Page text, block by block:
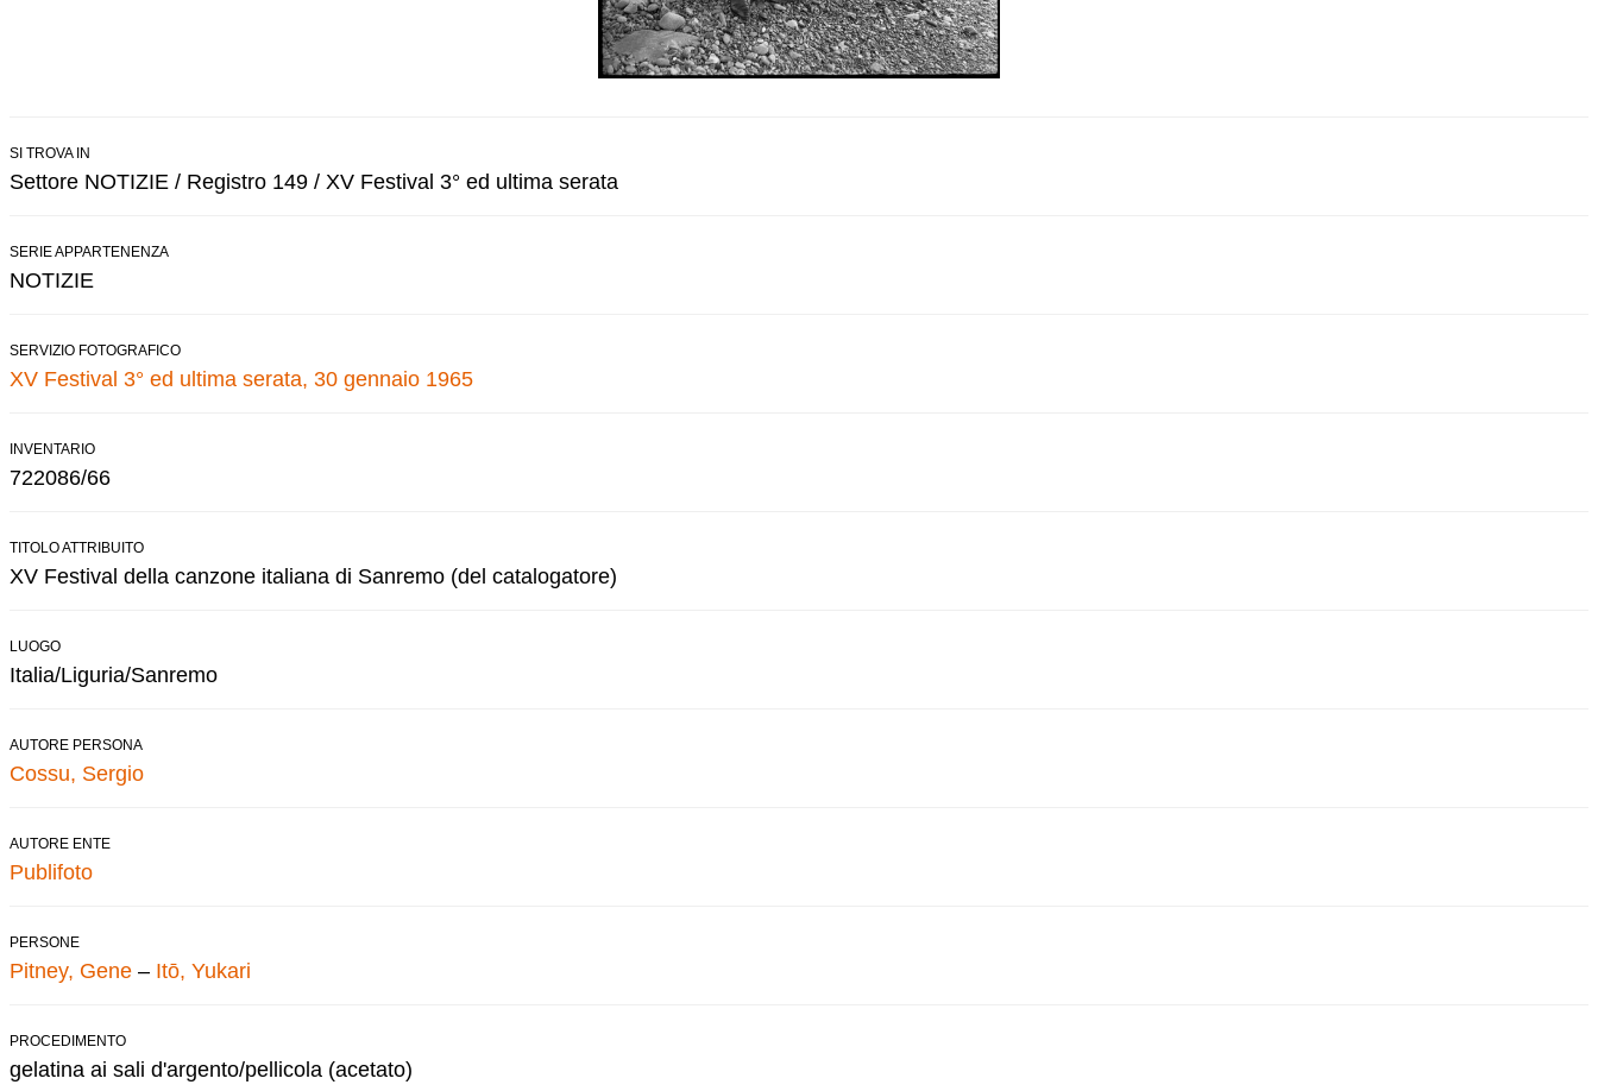
SI TROVA IN
Settore NOTIZIE / Registro 149 / XV Festival 3° ed ultima serata
SERIE APPARTENENZA
NOTIZIE
SERVIZIO FOTOGRAFICO
XV Festival 3° ed ultima serata, 30 gennaio 1965
INVENTARIO
722086/66
TITOLO ATTRIBUITO
XV Festival della canzone italiana di Sanremo (del catalogatore)
LUOGO
Italia/Liguria/Sanremo
AUTORE PERSONA
Cossu, Sergio
AUTORE ENTE
Publifoto
PERSONE
Pitney, Gene – Itō, Yukari
PROCEDIMENTO
gelatina ai sali d'argento/pellicola (acetato)